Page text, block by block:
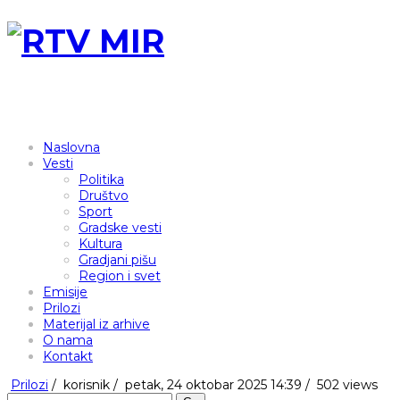
Naslovna
Vesti
Politika
Društvo
Sport
Gradske vesti
Kultura
Gradjani pišu
Region i svet
Emisije
Prilozi
Materijal iz arhive
O nama
Kontakt
Prilozi / korisnik / petak, 24 oktobar 2025 14:39 / 502 views